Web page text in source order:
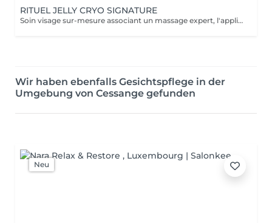
RITUEL JELLY CRYO SIGNATURE
Soin visage sur-mesure associant un massage expert, l'application d'un Jelly Mask professionnel aux algues et une gestuelle cryo à l'aide de cuillères froides. Ce soin hydrate, lisse, purifie ou revitalise la peau selon ses besoins du moment. La texture jelly permet une diffusion optimale des actifs, tandis que le froid stimule la microcirculation, décongestionne et raffermit la peau. Résultats : Peau fraîche, lissée, lumineuse, traits détendus et sensation de bien-être immédiate.
Wir haben ebenfalls Gesichtspflege in der
Umgebung von Cessange gefunden
Neu